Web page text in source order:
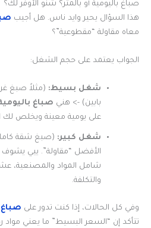
صباغ باليومية أو بالمتر؟ شنو الأوفر لك؟
هذا السؤال يحير وايد ناس. هل أجيب
معاه مقاولة “مقطوعية”؟
الجواب يعتمد على حجم الشغل:
شغل بسيط: (مثلاً صبغ
بابين) -> هني صباغ
على يومية معينة ويخلص
شغل كبير: (صبغ شقة
الأفضل “مقاولة”. ييي
شامل المواد والمصنعية،
والتكلفة.
وفي كل الحالات، إذا كنت تدور على
تتأكد إن “السعر البسيط” ما يعني مواد